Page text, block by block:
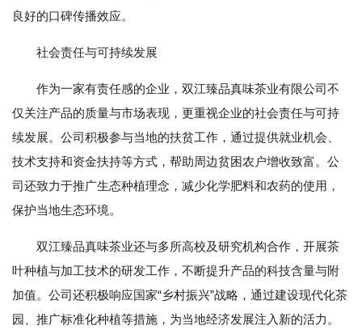
良好的口碑传播效应。
社会责任与可持续发展
作为一家有责任感的企业，双江臻品真味茶业有限公司不
仅关注产品的质量与市场表现，更重视企业的社会责任与可持
续发展。公司积极参与当地的扶贫工作，通过提供就业机会、
技术支持和资金扶持等方式，帮助周边贫困农户增收致富。公
司还致力于推广生态种植理念，减少化学肥料和农药的使用，
保护当地生态环境。
双江臻品真味茶业还与多所高校及研究机构合作，开展茶
叶种植与加工技术的研发工作，不断提升产品的科技含量与附
加值。公司还积极响应国家“乡村振兴”战略，通过建设现代化茶
园、推广标准化种植等措施，为当地经济发展注入新的活力。